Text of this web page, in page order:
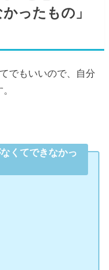
ったもの」
でもいいので、自分
くてできなかっ